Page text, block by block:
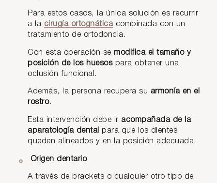
Para estos casos, la única solución es recurrir
a la cirugía ortognáticacombinada con un
tratamiento de ortodoncia.
Con esta operación semodifica el tamaño y
posición de los huesos para obtener una
oclusión funcional.
Además, la persona recupera su armonía en el
rostro.
Esta intervención debe ir acompañada de la
aparatología dentalpara que los dientes
queden alineados y en la posición adecuada.
Origen dentario
A través de brackets o cualquier otro tipo de